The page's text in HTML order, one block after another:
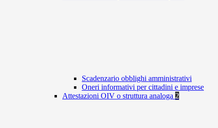
Scadenzario obblighi amministrativi
Oneri informativi per cittadini e imprese
Attestazioni OIV o struttura analoga 2